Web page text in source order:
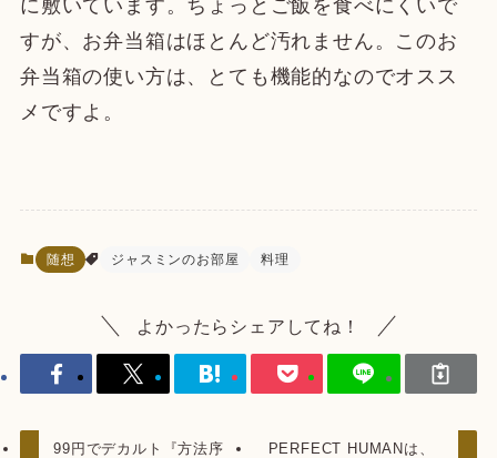
に敷いています。ちょっとご飯を食べにくいで
すが、お弁当箱はほとんど汚れません。このお
弁当箱の使い方は、とても機能的なのでオスス
メですよ。
随想 ジャスミンのお部屋 料理
よかったらシェアしてね！
99円でデカルト『方法序
PERFECT HUMANは、